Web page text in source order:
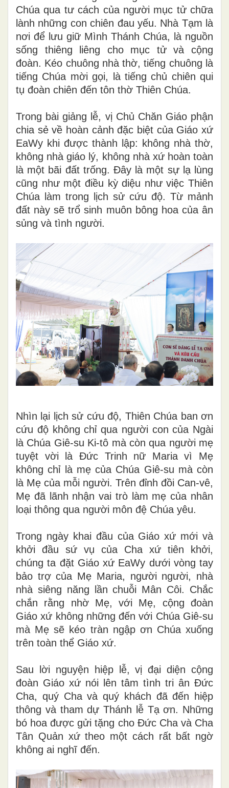
Chúa qua tư cách của người mục tử chữa
lành những con chiên đau yếu. Nhà Tạm là
nơi để lưu giữ Mình Thánh Chúa, là nguồn
sống thiêng liêng cho mục tử và cộng
đoàn. Kéo chuông nhà thờ, tiếng chuông là
tiếng Chúa mời gọi, là tiếng chủ chiên qui
tụ đoàn chiên đến tôn thờ Thiên Chúa.
Trong bài giảng lễ, vị Chủ Chăn Giáo phận
chia sẻ về hoàn cảnh đặc biệt của Giáo xứ
EaWy khi được thành lập: không nhà thờ,
không nhà giáo lý, không nhà xứ hoàn toàn
là một bãi đất trống. Đây là một sự lạ lùng
cũng như một điều kỳ diệu như việc Thiên
Chúa làm trong lịch sử cứu độ. Từ mảnh
đất này sẽ trổ sinh muôn bông hoa của ân
sủng và tình người.
Nhìn lại lịch sử cứu độ, Thiên Chúa ban ơn
cứu độ không chỉ qua người con của Ngài
là Chúa Giê-su Ki-tô mà còn qua người mẹ
tuyệt vời là Đức Trinh nữ Maria vì Mẹ
không chỉ là mẹ của Chúa Giê-su mà còn
là Mẹ của mỗi người. Trên đỉnh đồi Can-vê,
Mẹ đã lãnh nhận vai trò làm mẹ của nhân
loại thông qua người môn đệ Chúa yêu.
Trong ngày khai đầu của Giáo xứ mới và
khởi đầu sứ vụ của Cha xứ tiên khởi,
chúng ta đặt Giáo xứ EaWy dưới vòng tay
bảo trợ của Mẹ Maria, người người, nhà
nhà siêng năng lần chuỗi Mân Côi. Chắc
chắn rằng nhờ Mẹ, với Mẹ, cộng đoàn
Giáo xứ không những đến với Chúa Giê-su
mà Mẹ sẽ kéo tràn ngập ơn Chúa xuống
trên toàn thể Giáo xứ.
Sau lời nguyện hiệp lễ, vị đại diện cộng
đoàn Giáo xứ nói lên tâm tình tri ân Đức
Cha, quý Cha và quý khách đã đến hiệp
thông và tham dự Thánh lễ Tạ ơn. Những
bó hoa được gửi tặng cho Đức Cha và Cha
Tân Quản xứ theo một cách rất bất ngờ
không ai nghĩ đến.